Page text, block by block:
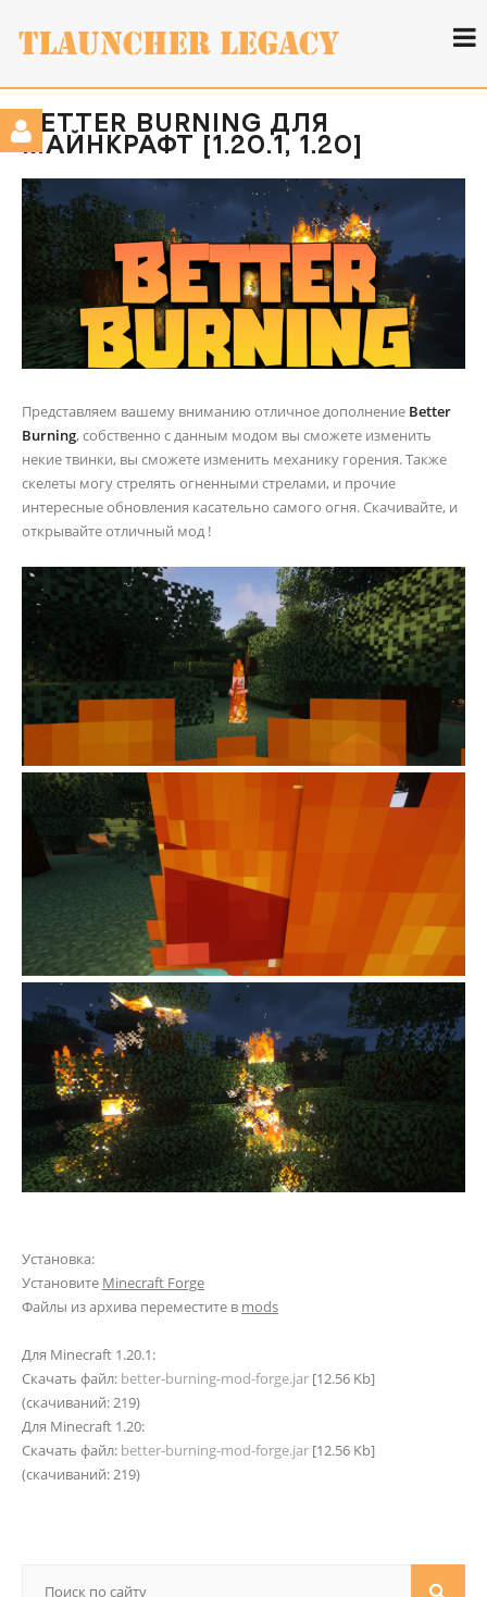
BETTER BURNING ДЛЯ
МАЙНКРАФТ [1.20.1, 1.20]
Представляем вашему вниманию отличное дополнение Better
Burning, собственно с данным модом вы сможете изменить
некие твинки, вы сможете изменить механику горения. Также
скелеты могу стрелять огненными стрелами, и прочие
интересные обновления касательно самого огня. Скачивайте, и
открывайте отличный мод !
Установка:
Установите Minecraft Forge
Файлы из архива переместите в mods
Для Minecraft 1.20.1:
Скачать файл: better-burning-mod-forge.jar
(cкачиваний: 219)
Для Minecraft 1.20:
Скачать файл: better-burning-mod-forge.jar
(cкачиваний: 219)